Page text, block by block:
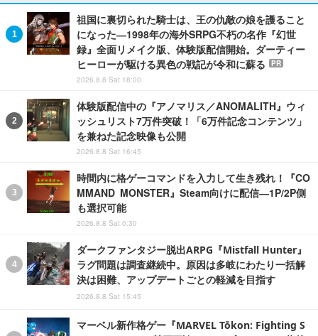
祖国に裏切られた騎士は、王の仇敵の娘を護ること
になった―1998年の海外SRPG不朽の名作『幻世
録』全面リメイク版、体験版配信開始。ダーティー
ヒーローが駆ける異色の戦記が令和に蘇る
PR
2026.8.8 Sat 18:00
体験版配信中の『アノマリス／ANOMALITH』ウィ
ッシュリスト7万件突破！「6万件記念コンテンツ」
を兼ねた記念映像も公開
2026.8.8 Sat 16:45
時間内に格ゲーコマンドを入力して生き残れ！『CO
MMAND MONSTER』Steam向けに配信―1P/2P側
も選択可能
2026.8.8 Sat 0:30
ダークファンタジー脱出ARPG『Mistfall Hunter』
ラグ問題は調査継続中。原因は多岐にわたり一括解
決は困難、アップデートごとの軽減を目指す
2026.8.8 Sat 15:45
マーベル新作格ゲー『MARVEL Tōkon: Fighting S